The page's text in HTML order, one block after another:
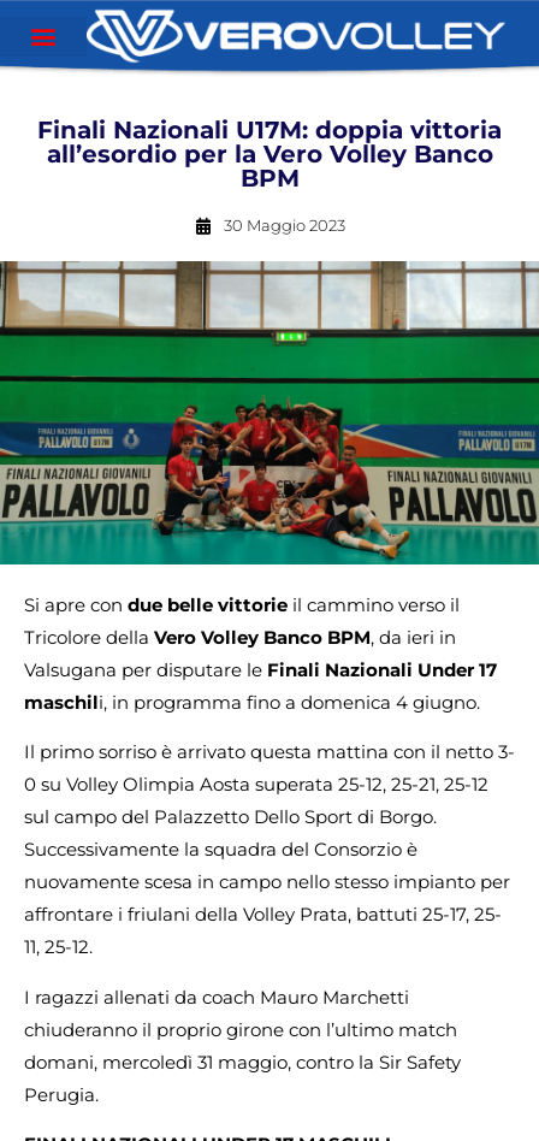
Finali Nazionali U17M: doppia vittoria
all’esordio per la Vero Volley Banco
BPM
30 Maggio 2023
Si apre con due belle vittorie il cammino verso il
Tricolore della Vero Volley Banco BPM, da ieri in
Valsugana per disputare le Finali Nazionali Under 17
maschili, in programma fino a domenica 4 giugno.
Il primo sorriso è arrivato questa mattina con il netto 3-
0 su Volley Olimpia Aosta superata 25-12, 25-21, 25-12
sul campo del Palazzetto Dello Sport di Borgo.
Successivamente la squadra del Consorzio è
nuovamente scesa in campo nello stesso impianto per
affrontare i friulani della Volley Prata, battuti 25-17, 25-
11, 25-12.
I ragazzi allenati da coach Mauro Marchetti
chiuderanno il proprio girone con l’ultimo match
domani, mercoledì 31 maggio, contro la Sir Safety
Perugia.